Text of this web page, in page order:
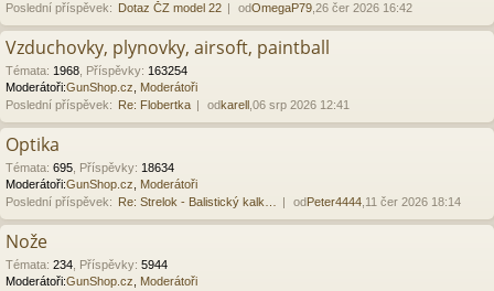
Poslední příspěvek: Dotaz ČZ model 22 odOmegaP79 ,26 čer 2026 16:42
Vzduchovky, plynovky, airsoft, paintball
Témata: 1968 Příspěvky: 163254
Moderátoři:GunShop.cz
Moderátoři
Poslední příspěvek: Re: Flobertka odkarell ,06 srp 2026 12:41
Optika
Témata: 695 Příspěvky: 18634
Moderátoři:GunShop.cz
Moderátoři
Poslední příspěvek: Re: Strelok - Balistický kalk… odPeter4444 ,11 čer 2026 18:14
Nože
Témata: 234 Příspěvky: 5944
Moderátoři:GunShop.cz
Moderátoři